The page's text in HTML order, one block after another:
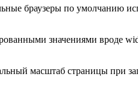
браузеры по умолчанию
значениями вроде
масштаб страницы при